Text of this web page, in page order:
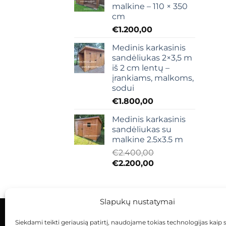
Slapukų nustatymai
Siekdami teikti geriausią patirtį, naudojame tokias technologijas kaip
malkine – 110 × 350
cm
€1.200,00
Medinis karkasinis
sandėliukas 2×3,5 m
iš 2 cm lentų –
įrankiams, malkoms,
sodui
€1.800,00
Medinis karkasinis
sandėliukas su
malkine 2.5x3.5 m
€2.400,00
Original
€2.200,00Current